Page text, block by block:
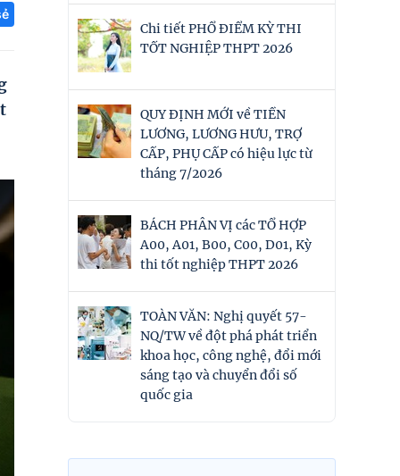
Chi tiết PHỔ ĐIỂM KỲ THI
TỐT NGHIỆP THPT 2026
QUY ĐỊNH MỚI về TIỀN
LƯƠNG, LƯƠNG HƯU, TRỢ
CẤP, PHỤ CẤP có hiệu lực từ
tháng 7/2026
BÁCH PHÂN VỊ các TỔ HỢP
A00, A01, B00, C00, D01, Kỳ
thi tốt nghiệp THPT 2026
TOÀN VĂN: Nghị quyết 57-
NQ/TW về đột phá phát triển
khoa học, công nghệ, đổi mới
sáng tạo và chuyển đổi số
quốc gia